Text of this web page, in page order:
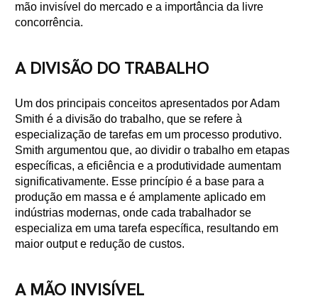
mão invisível do mercado e a importância da livre
concorrência.
A DIVISÃO DO TRABALHO
Um dos principais conceitos apresentados por Adam
Smith é a divisão do trabalho, que se refere à
especialização de tarefas em um processo produtivo.
Smith argumentou que, ao dividir o trabalho em etapas
específicas, a eficiência e a produtividade aumentam
significativamente. Esse princípio é a base para a
produção em massa e é amplamente aplicado em
indústrias modernas, onde cada trabalhador se
especializa em uma tarefa específica, resultando em
maior output e redução de custos.
A MÃO INVISÍVEL